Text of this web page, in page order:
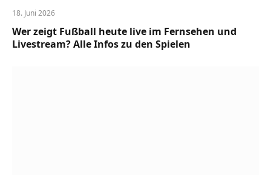
18. Juni 2026
Wer zeigt Fußball heute live im Fernsehen und
Livestream? Alle Infos zu den Spielen